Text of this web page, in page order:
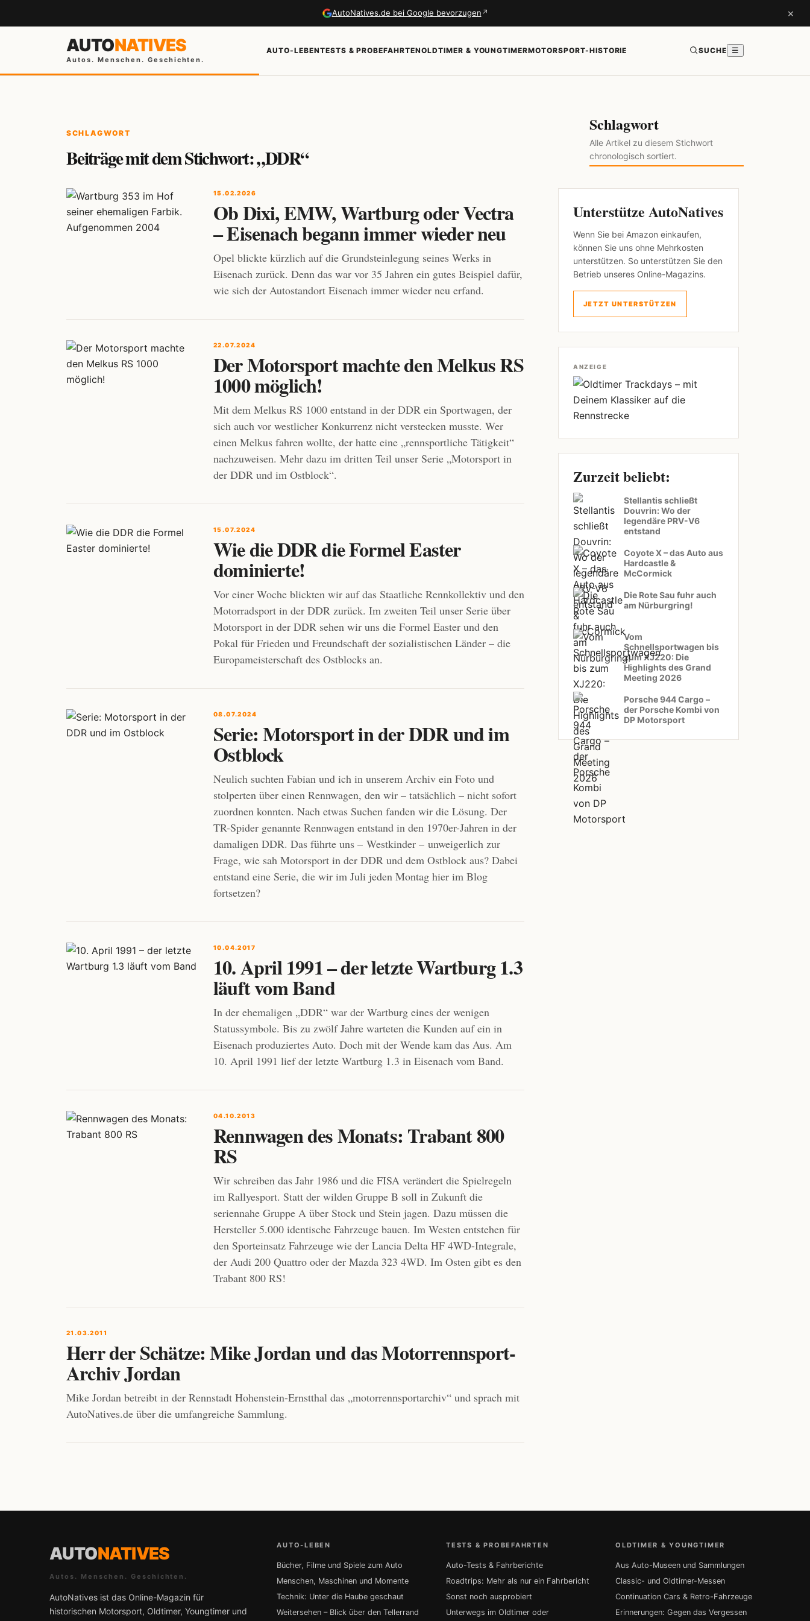
AutoNatives.de bei Google bevorzugen ↗ ×
AUTONATIVES
Autos. Menschen. Geschichten.
AUTO-LEBENTESTS & PROBEFAHRTENOLDTIMER & YOUNGTIMERMOTORSPORT-HISTORIE SUCHE ☰
SCHLAGWORT
Beiträge mit dem Stichwort: „DDR“
Schlagwort
Alle Artikel zu diesem Stichwort
chronologisch sortiert.
15.02.2026
Ob Dixi, EMW, Wartburg oder Vectra
– Eisenach begann immer wieder neu
Opel blickte kürzlich auf die Grundsteinlegung seines Werks in
Eisenach zurück. Denn das war vor 35 Jahren ein gutes Beispiel dafür,
wie sich der Autostandort Eisenach immer wieder neu erfand.
22.07.2024
Der Motorsport machte den Melkus RS
1000 möglich!
Mit dem Melkus RS 1000 entstand in der DDR ein Sportwagen, der
sich auch vor westlicher Konkurrenz nicht verstecken musste. Wer
einen Melkus fahren wollte, der hatte eine „rennsportliche Tätigkeit“
nachzuweisen. Mehr dazu im dritten Teil unser Serie „Motorsport in
der DDR und im Ostblock“.
15.07.2024
Wie die DDR die Formel Easter
dominierte!
Vor einer Woche blickten wir auf das Staatliche Rennkollektiv und den
Motorradsport in der DDR zurück. Im zweiten Teil unser Serie über
Motorsport in der DDR sehen wir uns die Formel Easter und den
Pokal für Frieden und Freundschaft der sozialistischen Länder – die
Europameisterschaft des Ostblocks an.
08.07.2024
Serie: Motorsport in der DDR und im
Ostblock
Neulich suchten Fabian und ich in unserem Archiv ein Foto und
stolperten über einen Rennwagen, den wir – tatsächlich – nicht sofort
zuordnen konnten. Nach etwas Suchen fanden wir die Lösung. Der
TR-Spider genannte Rennwagen entstand in den 1970er-Jahren in der
damaligen DDR. Das führte uns – Westkinder – unweigerlich zur
Frage, wie sah Motorsport in der DDR und dem Ostblock aus? Dabei
entstand eine Serie, die wir im Juli jeden Montag hier im Blog
fortsetzen?
10.04.2017
10. April 1991 – der letzte Wartburg 1.3
läuft vom Band
In der ehemaligen „DDR“ war der Wartburg eines der wenigen
Statussymbole. Bis zu zwölf Jahre warteten die Kunden auf ein in
Eisenach produziertes Auto. Doch mit der Wende kam das Aus. Am
10. April 1991 lief der letzte Wartburg 1.3 in Eisenach vom Band.
04.10.2013
Rennwagen des Monats: Trabant 800
RS
Wir schreiben das Jahr 1986 und die FISA verändert die Spielregeln
im Rallyesport. Statt der wilden Gruppe B soll in Zukunft die
seriennahe Gruppe A über Stock und Stein jagen. Dazu müssen die
Hersteller 5.000 identische Fahrzeuge bauen. Im Westen entstehen für
den Sporteinsatz Fahrzeuge wie der Lancia Delta HF 4WD-Integrale,
der Audi 200 Quattro oder der Mazda 323 4WD. Im Osten gibt es den
Trabant 800 RS!
21.03.2011
Herr der Schätze: Mike Jordan und das Motorrennsport-
Archiv Jordan
Mike Jordan betreibt in der Rennstadt Hohenstein-Ernstthal das „motorrennsportarchiv“ und sprach mit
AutoNatives.de über die umfangreiche Sammlung.
Unterstütze AutoNatives
Wenn Sie bei Amazon einkaufen,
können Sie uns ohne Mehrkosten
unterstützen. So unterstützen Sie den
Betrieb unseres Online-Magazins.
JETZT UNTERSTÜTZEN
ANZEIGE
Zurzeit beliebt:
Stellantis schließt
Douvrin: Wo der
legendäre PRV-V6
entstand
Coyote X – das Auto aus
Hardcastle &
McCormick
Die Rote Sau fuhr auch
am Nürburgring!
Vom
Schnellsportwagen bis
zum XJ220: Die
Highlights des Grand
Meeting 2026
Porsche 944 Cargo –
der Porsche Kombi von
DP Motorsport
AUTONATIVES
Autos. Menschen. Geschichten.
AutoNatives ist das Online-Magazin für
historischen Motorsport, Oldtimer, Youngtimer und
AUTO-LEBEN
Bücher, Filme und Spiele zum Auto
Menschen, Maschinen und Momente
Technik: Unter die Haube geschaut
Weitersehen – Blick über den Tellerrand
TESTS & PROBEFAHRTEN
Auto-Tests & Fahrberichte
Roadtrips: Mehr als nur ein Fahrbericht
Sonst noch ausprobiert
Unterwegs im Oldtimer oder
OLDTIMER & YOUNGTIMER
Aus Auto-Museen und Sammlungen
Classic- und Oldtimer-Messen
Continuation Cars & Retro-Fahrzeuge
Erinnerungen: Gegen das Vergessen